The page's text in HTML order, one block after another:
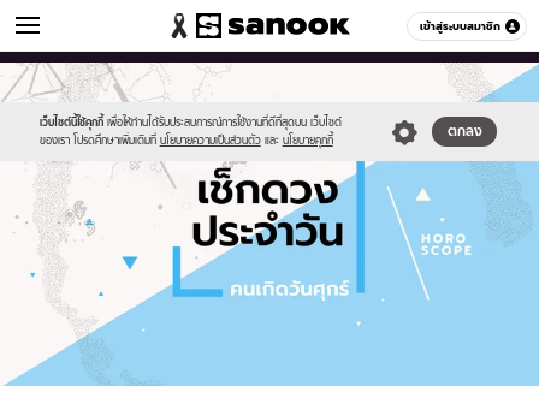
เข้าสู่ระบบสมาชิก
ดูดวง หมวดอื่นๆ
เว็บไซต์นี้ใช้คุกกี้ เพื่อให้ท่านได้รับประสบการณ์การใช้งานที่ดีที่สุดบน เว็บไซต์
ของเรา โปรดศึกษาเพิ่มเติมที่ นโยบายความเป็นส่วนตัว และ นโยบายคุกกี้
ตกลง
Sanook
//s.isanook.com/sr/0/images/logo-
new-
sanook.png
600
60
//s.isanook.com/ho/0/ud/fxd/day/daily-
horoscope-
friday.jpg